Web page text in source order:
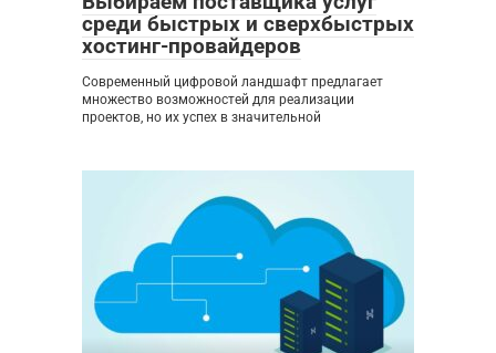
среди быстрых и сверхбыстрых
хостинг-провайдеров
Современный цифровой ландшафт предлагает
множество возможностей для реализации
проектов, но их успех в значительной